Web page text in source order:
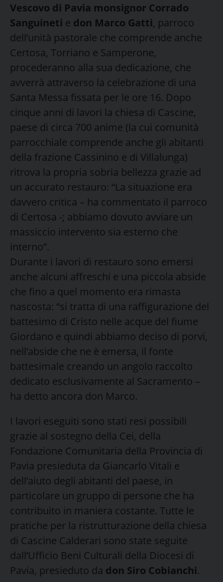
Vescovo di Pavia monsignor Corrado
Sanguineti e don Marco Gatti, parroco
dell’unità pastorale che comprende anche
Certosa, Torriano e Samperone,
procederanno alla sua dedicazione, che
avverrà attraverso la celebrazione di una
Santa Messa fissata per le ore 16. Dopo
cinque anni di lavori la chiesa di Cascine,
paese di circa 700 anime (la cui comunità
parrocchiale comprende anche gli abitanti
della frazione Cassinino e di Villalunga)
ritrova la propria sobria bellezza grazie ad
un accurato restauro: “La situazione era
davvero critica – ha commentato il parroco
di Certosa -; abbiamo dovuto avviare un
massiccio intervento sia esterno che
interno”.
Durante i lavori di restauro sono emersi
anche alcuni affreschi e una piccola abside
che fino a quel momento era rimasta
nascosta: “si tratta di una raffigurazione del
battesimo di Cristo nelle acque del fiume
Giordano e quindi abbiamo deciso di porvi,
nell’abside che ne è emersa, il fonte
battesimale creando un angolo raccolto
dedicato esclusivamente al Sacramento –
ha detto ancora don Marco.
I lavori eseguiti sono stati resi possibili
grazie al sostegno della Cei, della
Fondazione Comunitaria della Provincia di
Pavia presieduta da Giancarlo Vitali e
dell’aiuto degli abitanti del paese, in
particolare un gruppo di persone che ha
contribuito in maniera costante. Tutte le
pratiche per la ristrutturazione della chiesa
di Cascine Calderari sono state seguite
dall’Ufficio Beni Culturali della Diocesi di
Pavia, presieduto da don Siro Cobianchi.